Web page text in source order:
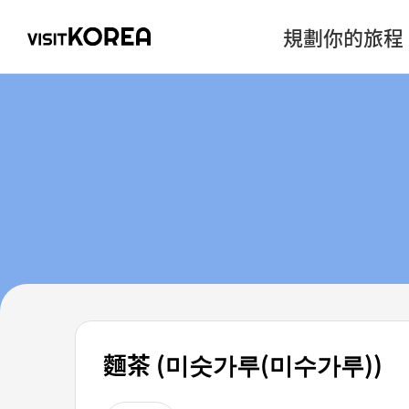
規劃你的旅程
麵茶 (미숫가루(미수가루))